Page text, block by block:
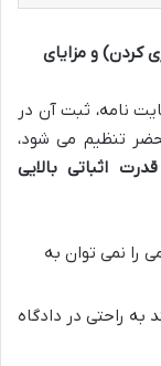
کردن) و مزایای
نامه، ثبت آن در
تنظیم می شود،
قدرت اثباتی بالایی
را نمی توان به
به راحتی در دادگاه